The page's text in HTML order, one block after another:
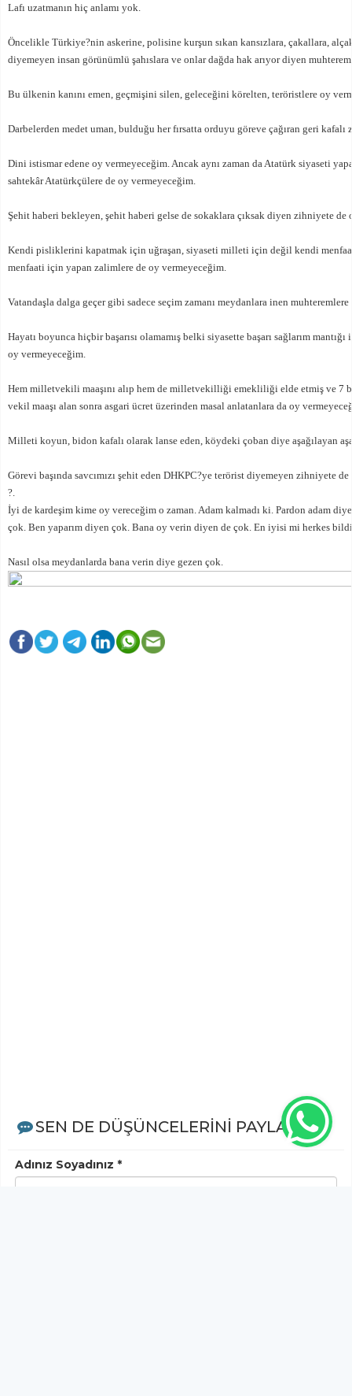
Lafı uzatmanın hiç anlamı yok.
Öncelikle Türkiye?nin askerine, polisine kurşun sıkan kansızlara, çakallara,
diyemeyen insan görünümlü şahıslara ve onlar dağda hak arıyor diyen
Bu ülkenin kanını emen, geçmişini silen, geleceğini körelten, teröristlere oy
Darbelerden medet uman, bulduğu her fırsatta orduyu göreve çağıran geri
Dini istismar edene oy vermeyeceğim. Ancak aynı zaman da Atatürk siyaseti
sahtekâr Atatürkçülere de oy vermeyeceğim.
Şehit haberi bekleyen, şehit haberi gelse de sokaklara çıksak diyen zihniyete de
Kendi pisliklerini kapatmak için uğraşan, siyaseti milleti için değil kendi
menfaati için yapan zalimlere de oy vermeyeceğim.
Vatandaşla dalga geçer gibi sadece seçim zamanı meydanlara inen
Hayatı boyunca hiçbir başarısı olamamış belki siyasette başarı sağlarım
oy vermeyeceğim.
Hem milletvekili maaşını alıp hem de milletvekilliği emekliliği elde etmiş ve 7
vekil maaşı alan sonra asgari ücret üzerinden masal anlatanlara da oy
Milleti koyun, bidon kafalı olarak lanse eden, köydeki çoban diye aşağılayan
Görevi başında savcımızı şehit eden DHKPC?ye terörist diyemeyen zihniyete
?.
İyi de kardeşim kime oy vereceğim o zaman. Adam kalmadı ki. Pardon adam
çok. Ben yaparım diyen çok. Bana oy verin diyen de çok. En iyisi mi herkes
Nasıl olsa meydanlarda bana verin diye gezen çok.
SEN DE DÜŞÜNCELERİNİ PAYLAŞ!
Adınız Soyadınız *